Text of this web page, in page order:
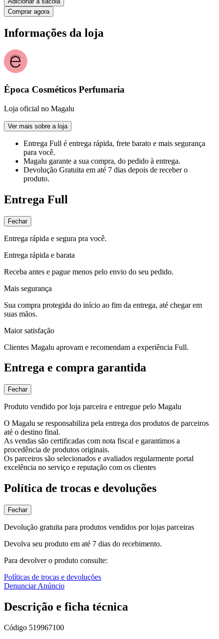
Comprar agora
Informações da loja
Época Cosméticos Perfumaria
Loja oficial no Magalu
Ver mais sobre a loja
Entrega Full é entrega rápida, frete barato e mais segurança
para você.
Magalu garante a sua compra, do pedido à entrega.
Devolução Gratuita em até 7 dias depois de receber o
produto.
Entrega Full
Fechar
Entrega rápida e segura pra você.
Entrega rápida e barata
Receba antes e pague menos pelo envio do seu pedido.
Mais segurança
Sua compra protegida do início ao fim da entrega, até chegar em
suas mãos.
Maior satisfação
Clientes Magalu aprovam e recomendam a experiência Full.
Entrega e compra garantida
Fechar
Produto vendido por loja parceira e entregue pelo Magalu
O Magalu se responsabiliza pela entrega dos produtos de parceiros
até o destino final.
As vendas são certificadas com nota fiscal e garantimos a
procedência de produtos originais.
Os parceiros são selecionados e avaliados regularmente portal
excelência no serviço e reputação com os clientes
Política de trocas e devoluções
Fechar
Devolução gratuita para produtos vendidos por lojas parceiras
Devolva seu produto em até 7 dias do recebimento.
Para devolver o produto consulte:
Políticas de trocas e devoluções
Denunciar Anúncio
Descrição e ficha técnica
Código 519967100